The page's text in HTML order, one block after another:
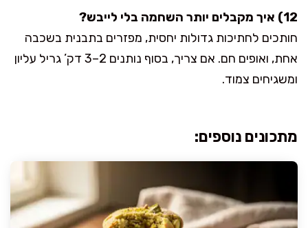
12) איך מקבלים יותר השחמה בלי לייבש?
חותכים לחתיכות גדולות יחסית, מפזרים בתבנית בשכבה
אחת, ואופים חם. אם צריך, בסוף נותנים 2–3 דק’ גריל עליון
ומשגיחים צמוד.
מתכונים נוספים: